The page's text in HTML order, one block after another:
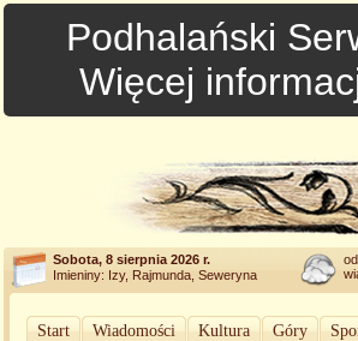
Podhalański
Więcej
Sobota, 8 sierpnia 2026 r.
Imieniny: Izy, Rajmunda, Seweryna
Start Wiadomości Kultura Góry